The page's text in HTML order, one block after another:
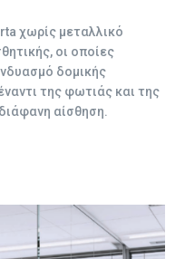
χωρίς μεταλλικό
οι οποίες
δομικής
της φωτιάς και της
αίσθηση.